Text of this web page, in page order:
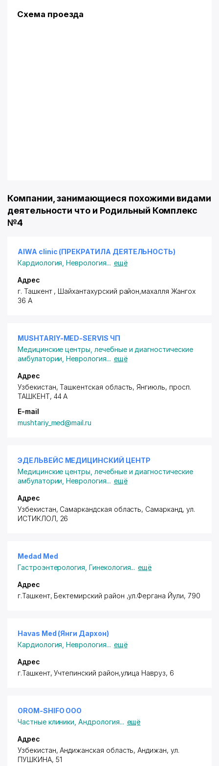
Схема проезда
Компании, занимающиеся похожими видами
деятельности что и Родильный Комплекс
№4
AIWA clinic (ПРЕКРАТИЛА ДЕЯТЕЛЬНОСТЬ)
Кардиология ,Неврология... ещё
Адрес
г. Ташкент, Шайхантахурский район,махалля Жангох
36 А
MUSHTARIY-MED-SERVIS ЧП
Медицинские центры, лечебные и диагностические
амбулатории ,Неврология... ещё
Адрес
Узбекистан, Ташкентская область, Янгиюль, просп.
ТАШКЕНТ, 44 А
E-mail
mushtariy_med@mail.ru
ЭДЕЛЬВЕЙС МЕДИЦИНСКИЙ ЦЕНТР
Медицинские центры, лечебные и диагностические
амбулатории ,Неврология... ещё
Адрес
Узбекистан, Самаркандская область, Самарканд, ул.
ИСТИКЛОЛ, 26
Medad Med
Гастроэнтерология ,Гинекология... ещё
Адрес
г.Ташкент, Бектемирский район ,ул.Фергана Йули, 790
Havas Med (Янги Дархон)
Кардиология ,Неврология... ещё
Адрес
г.Ташкент,Учтепинский район,улица Навруз, 6
OROM-SHIFO ООО
Частные клиники ,Андрология... ещё
Адрес
Узбекистан, Андижанская область, Андижан, ул.
ПУШКИНА, 51